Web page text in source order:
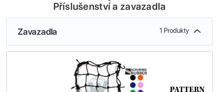
Příslušenství a zavazadla
Zavazadla 1 Produkty